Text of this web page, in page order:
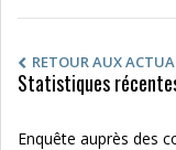
RETOUR AUX
Statistiques
Enquête auprès des